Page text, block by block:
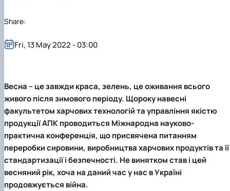
Весна – це завжди краса, зелень, це оживання всього
живого після зимового періоду. Щороку навесні
факультетом харчових технологій та управління якістю
продукції АПК проводиться Міжнародна науково-
практична конференція, що присвячена питанням
переробки сировини, виробництва харчових продуктів та її
стандартизації і безпечності. Не винятком став і цей
весняний рік, хоча на даний час у нас в Україні
продовжується війна.
Fri, 13 May 2022 - 03:00
Share: